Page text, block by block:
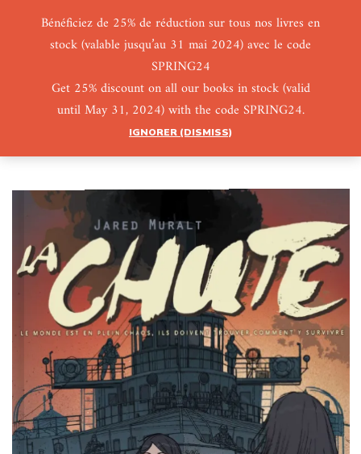
Bénéficiez de 25% de réduction sur tous nos livres en
stock (valable jusqu’au 31 mai 2024) avec le code
SPRING24
Get 25% discount on all our books in stock (valid
until May 31, 2024) with the code SPRING24.
IGNORER (DISMISS)
0 0